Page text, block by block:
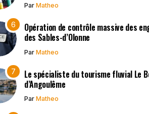
Par Matheo
Opération de contrôle massive des
des Sables-d’Olonne
Par Matheo
Le spécialiste du tourisme fluvial Le
d’Angoulême
Par Matheo